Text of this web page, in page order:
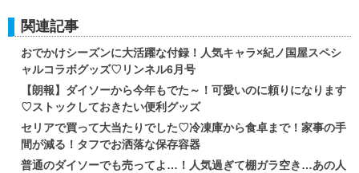
関連記事
おでかけシーズンに大活躍な付録！人気キャラ×紀ノ国屋スペシ
ャルコラボグッズ♡リンネル6月号
【朗報】ダイソーから今年もでた～！可愛いのに頼りになります
♡ストックしておきたい便利グッズ
セリアで買って大当たりでした♡冷凍庫から食卓まで！家事の手
間が減る！タフでお洒落な保存容器
普通のダイソーでも売ってよ…！人気過ぎて棚ガラ空き…あの人